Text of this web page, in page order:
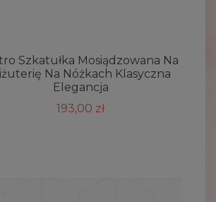
Szkatułka Mosiądzowana Na
Na Nóżkach Klasyczna
Elegancja
193,00 zł